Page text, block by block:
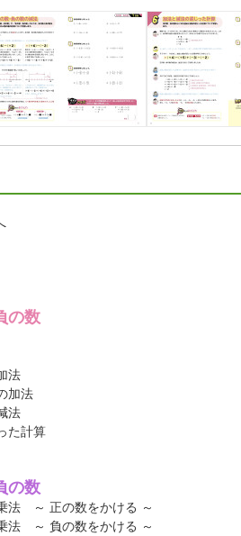
の数
法
加法
法
た計算
の数
法 ～ 正の数をかける ～
法 ～ 負の数をかける ～